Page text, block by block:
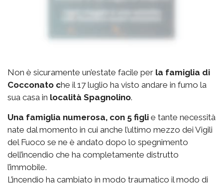
Non è sicuramente un’estate facile per la famiglia di
Cocconato che il 17 luglio ha visto andare in fumo la
sua casa in località Spagnolino.
Una famiglia numerosa, con 5 figli e tante necessità
nate dal momento in cui anche l’ultimo mezzo dei Vigili
del Fuoco se ne è andato dopo lo spegnimento
dell’incendio che ha completamente distrutto
l’immobile.
L’incendio ha cambiato in modo traumatico il modo di